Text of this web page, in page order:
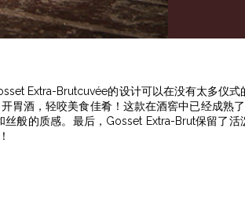
Extra-Brutcuvée的设计可以在没有太多仪式
胃酒，轻咬美食佳肴！这款在酒窖中已经成熟
般的质感。最后，Gosset Extra-Brut保留了活